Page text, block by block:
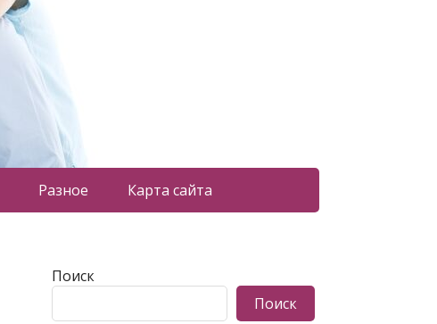
Разное Карта сайта
Поиск
Поиск